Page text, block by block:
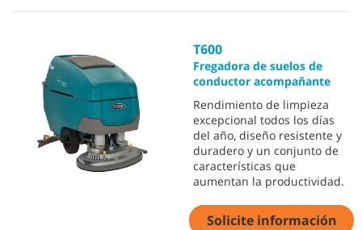
T600
Fregadora de suelos de
conductor acompañante
Rendimiento de limpieza
excepcional todos los días
del año, diseño resistente y
duradero y un conjunto de
características que
aumentan la productividad.
Solicite información